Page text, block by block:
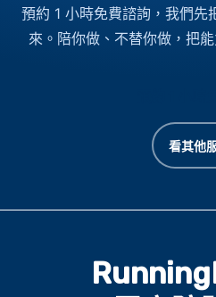
預約 1 小時免費諮詢，我們先
來。陪你做、不替你做，把
看其他